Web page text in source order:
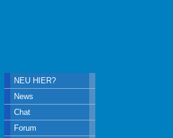
NEU HIER?
News
Chat
Forum